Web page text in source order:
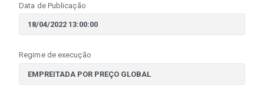
Data de Publicação
Regime de execução